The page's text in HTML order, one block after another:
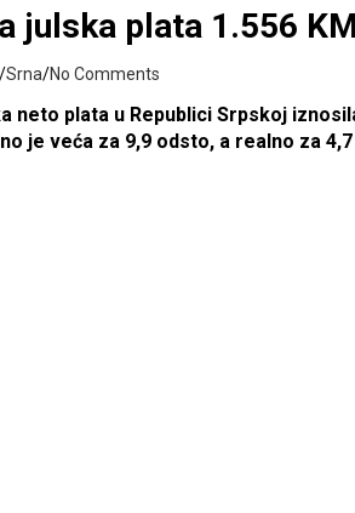
julska plata 1.556 KM
Srna No Comments
neto plata u Republici Srpskoj
je veća za 9,9 odsto, a realno za